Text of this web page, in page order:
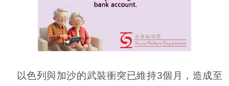
以色列與加沙的武裝衝突已維持3個月，造成至